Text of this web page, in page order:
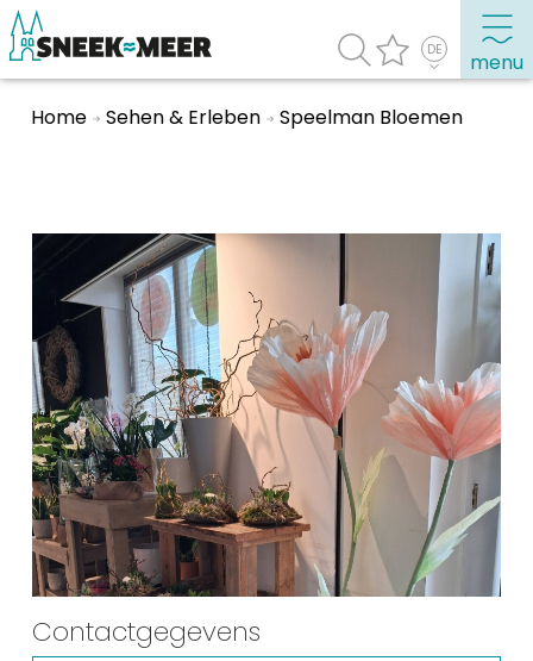
menu
Sneek besuchen
Highlights
Sehenswürdigkeiten
Sehen & Erleben
Essen, Trinken, Ausgehen
Wassersport
Übernachten
Einkaufen
Home Sehen & Erleben Speelman Bloemen
Contactgegevens